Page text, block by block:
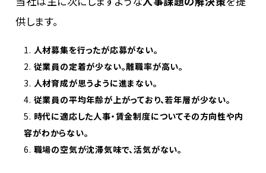
供します。
人材募集を行ったが応募がない。
従業員の定着が少ない。離職率が高い。
人材育成が思うように進まない。
従業員の平均年齢が上がっており、若年層が少ない。
時代に適応した人事・賃金制度についてその方向性や内
容がわからない。
職場の空気が沈滞気味で、活気がない。